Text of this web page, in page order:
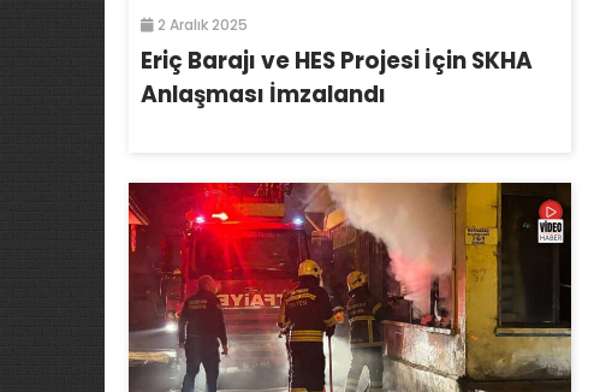
2 Aralık 2025
Eriç Barajı ve HES Projesi İçin SKHA
Anlaşması İmzalandı